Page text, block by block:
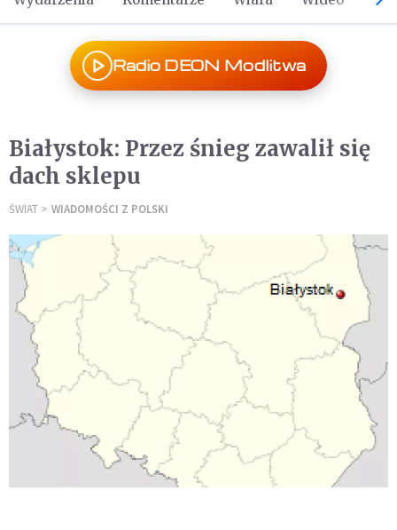
Radio DEON Modlitwa
Białystok: Przez śnieg zawalił się
dach sklepu
ŚWIAT WIADOMOŚCI Z POLSKI